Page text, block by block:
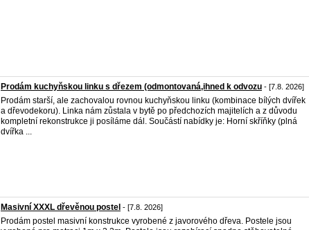
Prodám kuchyňskou linku s dřezem (odmontovaná,ihned k odvozu - [7.8. 2026]
Prodám starší, ale zachovalou rovnou kuchyňskou linku (kombinace bílých dvířek
a dřevodekoru). Linka nám zůstala v bytě po předchozích majitelích a z důvodu
kompletní rekonstrukce ji posíláme dál. Součástí nabídky je: Horní skříňky (plná
dvířka ...
Masivní XXXL dřevěnou postel - [7.8. 2026]
Prodám postel masivní konstrukce vyrobené z javorového dřeva. Postele jsou